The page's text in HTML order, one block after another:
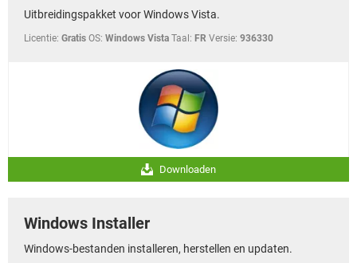
Uitbreidingspakket voor Windows Vista.
Licentie: Gratis OS: Windows Vista Taal: FR Versie: 936330
Downloaden
Windows Installer
Windows-bestanden installeren, herstellen en updaten.